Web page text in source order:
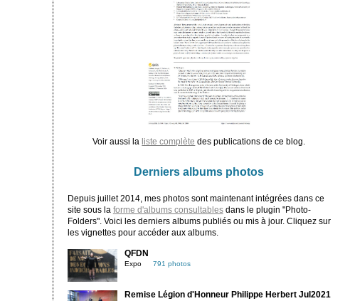
Voir aussi la liste complète des publications de ce blog.
Derniers albums photos
Depuis juillet 2014, mes photos sont maintenant intégrées dans ce
site sous la forme d'albums consultablesdans le plugin "Photo-
Folders". Voici les derniers albums publiés ou mis à jour. Cliquez sur
les vignettes pour accéder aux albums.
QFDN
Expo 791 photos
Remise Légion d'Honneur Philippe Herbert Jul2021